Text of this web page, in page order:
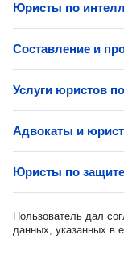
Юристы по
Составление и
Услуги юристов
Адвокаты и
Юристы по
Пользователь дал
данных, указанных в